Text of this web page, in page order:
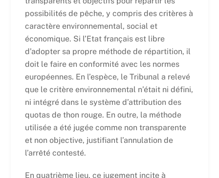
possibilités de pêche, y compris des critères à
caractère environnemental, social et
économique. Si l’Etat français est libre
d’adopter sa propre méthode de répartition, il
doit le faire en conformité avec les normes
européennes. En l’espèce, le Tribunal a relevé
que le critère environnemental n’était ni défini,
ni intégré dans le système d’attribution des
quotas de thon rouge. En outre, la méthode
utilisée a été jugée comme non transparente
et non objective, justifiant l’annulation de
l’arrêté contesté.
En quatrième lieu, ce jugement incite à